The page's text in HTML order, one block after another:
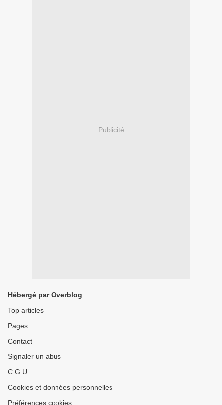
Publicité
Hébergé par Overblog
Top articles
Pages
Contact
Signaler un abus
C.G.U.
Cookies et données personnelles
Préférences cookies